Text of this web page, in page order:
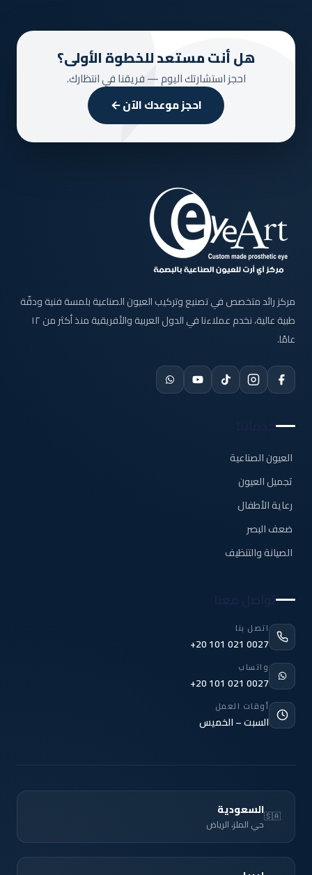
هل أنت مستعد للخطوة الأولى؟
احجز استشارتك اليوم — فريقنا في انتظارك.
احجز موعدك الآن
مركز رائد متخصص في تصنيع وتركيب العيون الصناعية بلمسة فنية ودقّة
طبية عالية، نخدم عملاءنا في الدول العربية والأفريقية منذ أكثر من ١٢
عامًا.
العيون الصناعية
تجميل العيون
رعاية الأطفال
ضعف البصر
الصيانة والتنظيف
اتصل بنا
+20 101 021 0027
واتساب
+20 101 021 0027
أوقات العمل
السبت – الخميس
🇸🇦السعودية
حي الملز، الرياض